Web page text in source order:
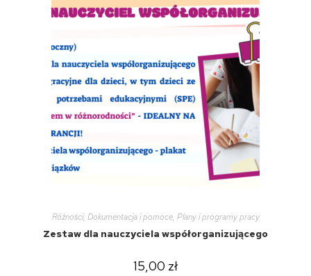
Różności, Dokumentacja i pomoce, Plany i programy pracy
Zestaw dla nauczyciela współorganizującego
15,00 zł